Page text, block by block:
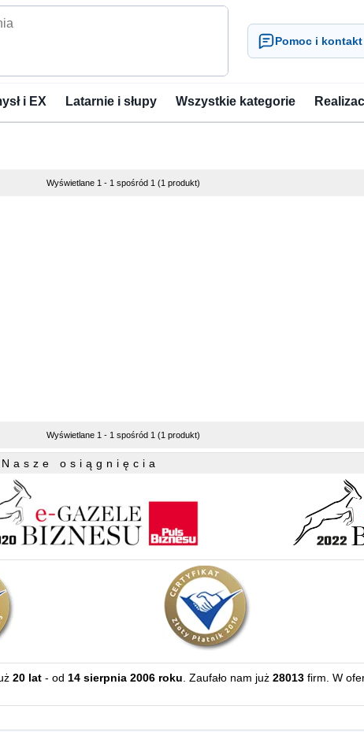
Pomoc i kontakt
i EX Latarnie i słupy Wszystkie kategorie
Wyświetlane 1 - 1 spośród 1 (1 produkt)
Wyświetlane 1 - 1 spośród 1 (1 produkt)
Nasze osiągnięcia
20 lat - od 14 sierpnia 2006 roku. Zaufało nam już 28013 firm. W